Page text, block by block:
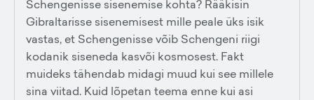
Schengenisse sisenemise kohta? Rääkisin
Gibraltarisse sisenemisest mille peale üks isik
vastas, et Schengenisse võib Schengeni riigi
kodanik siseneda kasvõi kosmosest. Fakt
muideks tähendab midagi muud kui see millele
sina viitad. Kuid lõpetan teema enne kui asi